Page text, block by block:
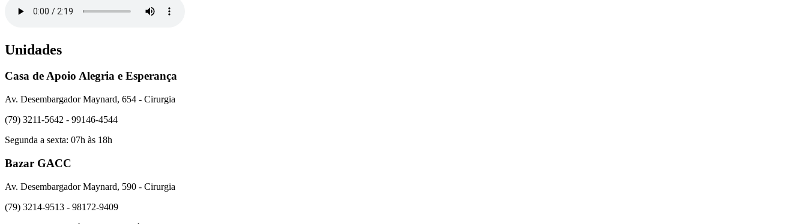
Unidades
Casa de Apoio Alegria e Esperança
Av. Desembargador Maynard, 654 - Cirurgia
(79) 3211-5642 - 99146-4544
Segunda a sexta: 07h às 18h
Bazar GACC
Av. Desembargador Maynard, 590 - Cirurgia
(79) 3214-9513 - 98172-9409